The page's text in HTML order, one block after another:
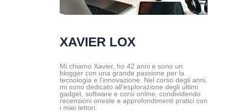
XAVIER LOX
Mi chiamo Xavier, ho 42 anni e sono un
blogger con una grande passione per la
tecnologia e l’innovazione. Nel corso degli anni,
mi sono dedicato all’esplorazione degli ultimi
gadget, software e corsi online, condividendo
recensioni oneste e approfondimenti pratici con
i miei lettori.